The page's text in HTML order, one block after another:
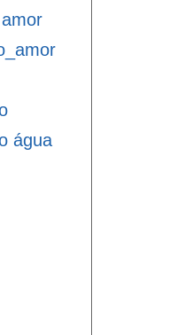
água